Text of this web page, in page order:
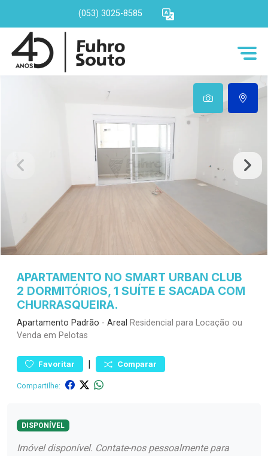
(053) 3025-8585
APARTAMENTO NO SMART URBAN CLUB
2 DORMITÓRIOS, 1 SUÍTE E SACADA COM
CHURRASQUEIRA.
Apartamento Padrão - Areal Residencial para Locação ou
Venda em Pelotas
Favoritar | Comparar
Compartilhe:
DISPONÍVEL
Imóvel disponível. Contate-nos pessoalmente para